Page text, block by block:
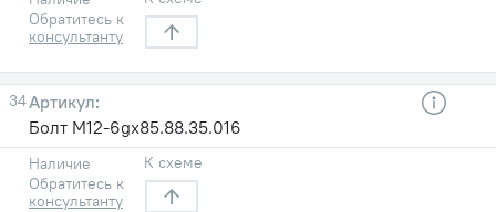
Обратитесь к
консультанту
34
Болт М12-6gx85.88.35.016
Наличие
Обратитесь к
консультанту
К схеме